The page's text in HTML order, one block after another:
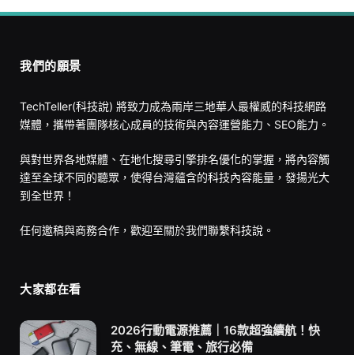
我們的願景
TechTeller(科技說) 將致力成為兩岸三地華人最權威的科技網路
媒體，攜帶著團隊核心成員的技術與內容運營能力、SEO能力。
與對世界各地媒體、在地化搜尋引擎排名優化的掌握，將內容觸
達至全球不同的聽眾，使得台灣蘊含的科技內容能量，發揚光大
到全世界！
任何邀稿與商務合作，歡迎至關於我們聯繫科技說。
大家都在看
2026行動電源推薦｜16款超強續航！快
充、無線、筆電、旅行必備